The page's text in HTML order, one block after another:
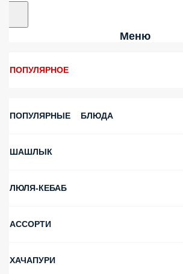
Меню
ПОПУЛЯРНОЕ
ПОПУЛЯРНЫЕ БЛЮДА
ШАШЛЫК
ЛЮЛЯ-КЕБАБ
АССОРТИ
ХАЧАПУРИ